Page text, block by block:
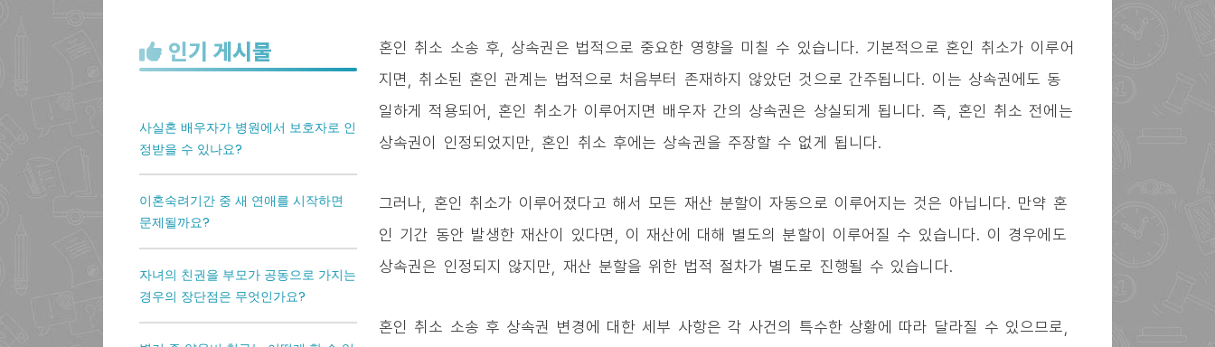
인기 게시물
사실혼 배우자가 병원에서 보호자로 인
정받을 수 있나요?
이혼숙려기간 중 새 연애를 시작하면
문제될까요?
자녀의 친권을 부모가 공동으로 가지는
경우의 장단점은 무엇인가요?
혼인 취소 소송 후, 상속권은 법적으로 중요한 영향을 미칠 수 있습니다. 기본적으로 혼인 취소가 이루어
지면, 취소된 혼인 관계는 법적으로 처음부터 존재하지 않았던 것으로 간주됩니다. 이는 상속권에도 동
일하게 적용되어, 혼인 취소가 이루어지면 배우자 간의 상속권은 상실되게 됩니다. 즉, 혼인 취소 전에는
상속권이 인정되었지만, 혼인 취소 후에는 상속권을 주장할 수 없게 됩니다.
그러나, 혼인 취소가 이루어졌다고 해서 모든 재산 분할이 자동으로 이루어지는 것은 아닙니다. 만약 혼
인 기간 동안 발생한 재산이 있다면, 이 재산에 대해 별도의 분할이 이루어질 수 있습니다. 이 경우에도
상속권은 인정되지 않지만, 재산 분할을 위한 법적 절차가 별도로 진행될 수 있습니다.
혼인 취소 소송 후 상속권 변경에 대한 세부 사항은 각 사건의 특수한 상황에 따라 달라질 수 있으므로,